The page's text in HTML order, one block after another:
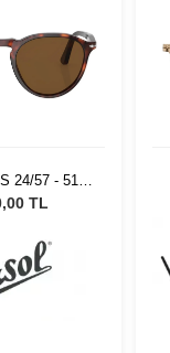
24/57 - 51
Gözlüğü
TL